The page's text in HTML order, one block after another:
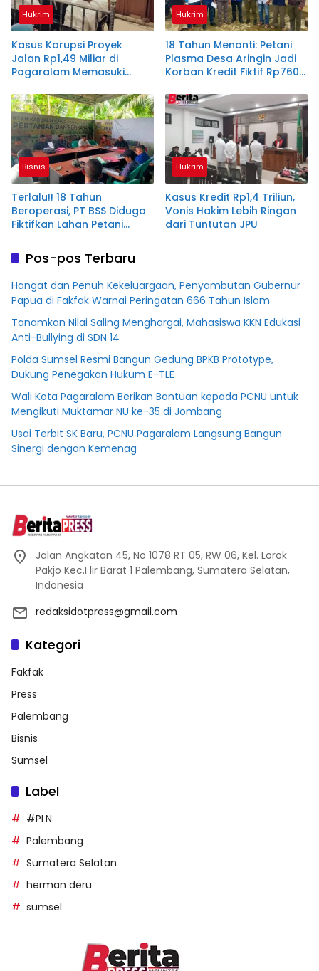
Hukrim
Kasus Korupsi Proyek
Jalan Rp1,49 Miliar di
Pagaralam Memasuki
Terdakwa Dituntut 2,5
Tahun Penjara
Hukrim
18 Tahun Menanti: Petani
Plasma Desa Aringin Jadi
Korban Kredit Fiktif Rp760
Bisnis
Terlalu!! 18 Tahun
Beroperasi, PT BSS Diduga
Fiktifkan Lahan Petani
Hukrim
Kasus Kredit Rp1,4 Triliun,
Vonis Hakim Lebih Ringan
dari Tuntutan JPU
Pos-pos Terbaru
Hangat dan Penuh Kekeluargaan, Penyambutan Gubernur
Papua di Fakfak Warnai Peringatan 666 Tahun Islam
Tanamkan Nilai Saling Menghargai, Mahasiswa KKN Edukasi
Anti-Bullying di SDN 14
Polda Sumsel Resmi Bangun Gedung BPKB Prototype,
Dukung Penegakan Hukum E-TLE
Wali Kota Pagaralam Berikan Bantuan kepada PCNU untuk
Mengikuti Muktamar NU ke-35 di Jombang
Usai Terbit SK Baru, PCNU Pagaralam Langsung Bangun
Sinergi dengan Kemenag
Jalan Angkatan 45, No 1078 RT 05, RW 06, Kel. Lorok
Pakjo Kec.I lir Barat 1 Palembang, Sumatera Selatan,
Indonesia
redaksidotpress@gmail.com
Kategori
Fakfak
Press
Palembang
Bisnis
Sumsel
Label
#PLN
Palembang
Sumatera Selatan
herman deru
sumsel